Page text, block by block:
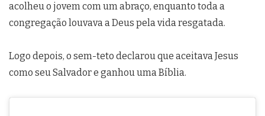
acolheu o jovem com um abraço, enquanto toda a
congregação louvava a Deus pela vida resgatada.
Logo depois, o sem-teto declarou que aceitava Jesus
como seu Salvador e ganhou uma Bíblia.